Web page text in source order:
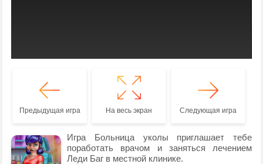
Предыдущая игра На весь экран Следующая игра
Игра Больница уколы приглашает тебе
поработать врачом и заняться лечением
Леди Баг в местной клинике.